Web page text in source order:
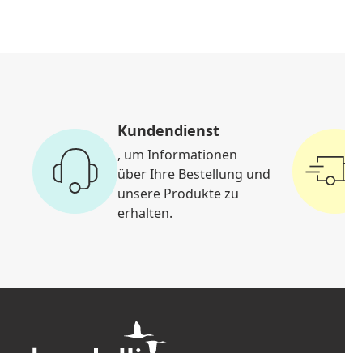
Kundendienst
, um Informationen
über Ihre Bestellung und
unsere Produkte zu
erhalten.